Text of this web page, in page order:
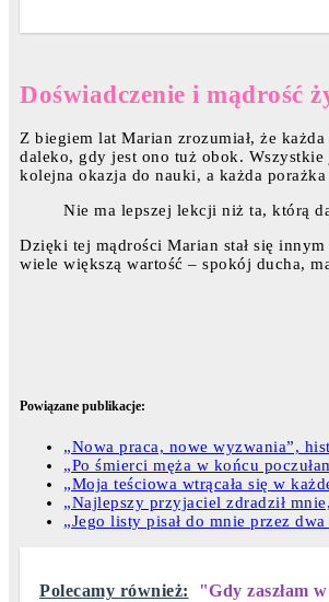
Doświadczenie i mądrość
Z biegiem lat Marian zrozumiał, że
daleko, gdy jest ono tuż obok.
kolejna okazja do nauki, a każda
Nie ma lepszej lekcji niż ta, którą
Dzięki tej mądrości Marian stał się
wiele większą wartość – spokój ducha,
Powiązane publikacje:
„Nowa praca, nowe wyzwania”,
„Po śmierci męża w końcu
„Moja teściowa wtrącała się w
„Najlepszy przyjaciel zdradził
„Jego listy pisał do mnie przez
Polecamy również: "Gdy zaszłam